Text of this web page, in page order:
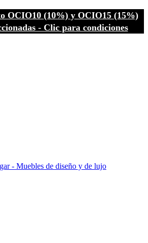
OCIO10 (10%) y OCIO15 (15%)
- Clic para condiciones